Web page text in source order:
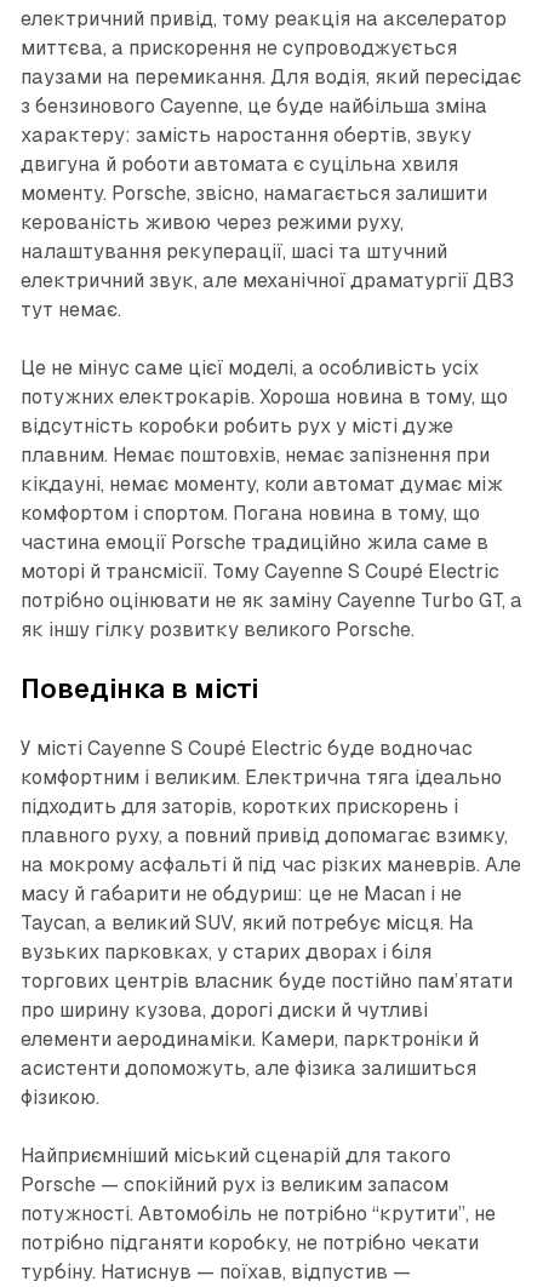
електричний привід, тому реакція на акселератор
миттєва, а прискорення не супроводжується
паузами на перемикання. Для водія, який пересідає
з бензинового Cayenne, це буде найбільша зміна
характеру: замість наростання обертів, звуку
двигуна й роботи автомата є суцільна хвиля
моменту. Porsche, звісно, намагається залишити
керованість живою через режими руху,
налаштування рекуперації, шасі та штучний
електричний звук, але механічної драматургії ДВЗ
тут немає.
Це не мінус саме цієї моделі, а особливість усіх
потужних електрокарів. Хороша новина в тому, що
відсутність коробки робить рух у місті дуже
плавним. Немає поштовхів, немає запізнення при
кікдауні, немає моменту, коли автомат думає між
комфортом і спортом. Погана новина в тому, що
частина емоції Porsche традиційно жила саме в
моторі й трансмісії. Тому Cayenne S Coupé Electric
потрібно оцінювати не як заміну Cayenne Turbo GT, а
як іншу гілку розвитку великого Porsche.
Поведінка в місті
У місті Cayenne S Coupé Electric буде водночас
комфортним і великим. Електрична тяга ідеально
підходить для заторів, коротких прискорень і
плавного руху, а повний привід допомагає взимку,
на мокрому асфальті й під час різких маневрів. Але
масу й габарити не обдуриш: це не Macan і не
Taycan, а великий SUV, який потребує місця. На
вузьких парковках, у старих дворах і біля
торгових центрів власник буде постійно пам’ятати
про ширину кузова, дорогі диски й чутливі
елементи аеродинаміки. Камери, парктроніки й
асистенти допоможуть, але фізика залишиться
фізикою.
Найприємніший міський сценарій для такого
Porsche — спокійний рух із великим запасом
потужності. Автомобіль не потрібно “крутити”, не
потрібно підганяти коробку, не потрібно чекати
турбіну. Натиснув — поїхав, відпустив —